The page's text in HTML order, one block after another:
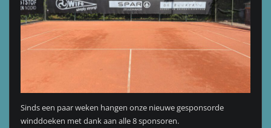
Sinds een paar weken hangen onze nieuwe gesponsorde
winddoeken met dank aan alle 8 sponsoren.